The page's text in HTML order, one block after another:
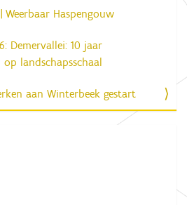
Weerbaar Haspengouw
Demervallei: 10 jaar
landschapsschaal
aan Winterbeek gestart